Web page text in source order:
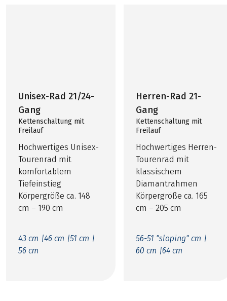
Unisex-Rad 21/24-
Gang
Kettenschaltung mit
Freilauf
Hochwertiges Unisex-
Tourenrad mit
komfortablem
Tiefeinstieg
Körpergröße ca. 148
cm – 190 cm
43 cm |46 cm |51 cm |
56 cm
Herren-Rad 21-
Gang
Kettenschaltung mit
Freilauf
Hochwertiges Herren-
Tourenrad mit
klassischem
Diamantrahmen
Körpergröße ca. 165
cm – 205 cm
56-51 "sloping" cm |
60 cm |64 cm